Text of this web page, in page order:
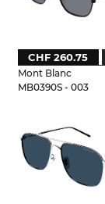
Mont Blanc
MB0390S - 003
CHF 260.75